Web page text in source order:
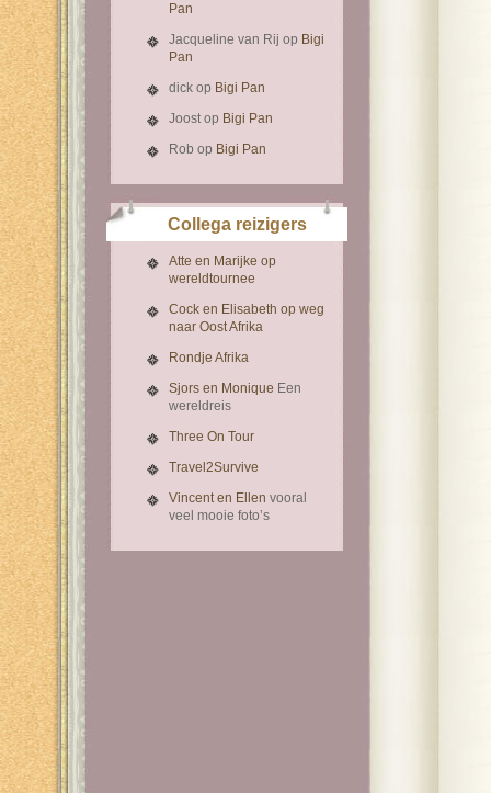
Pan
Jacqueline van Rij op Bigi
Pan
dick op Bigi Pan
Joostop Bigi Pan
Rob op Bigi Pan
Collega reizigers
Atte en Marijke op
wereldtournee
Cock en Elisabeth op weg
naar Oost Afrika
Rondje Afrika
Sjors en Monique Een
wereldreis
Three On Tour
Travel2Survive
Vincent en Ellen vooral
veel mooie foto’s